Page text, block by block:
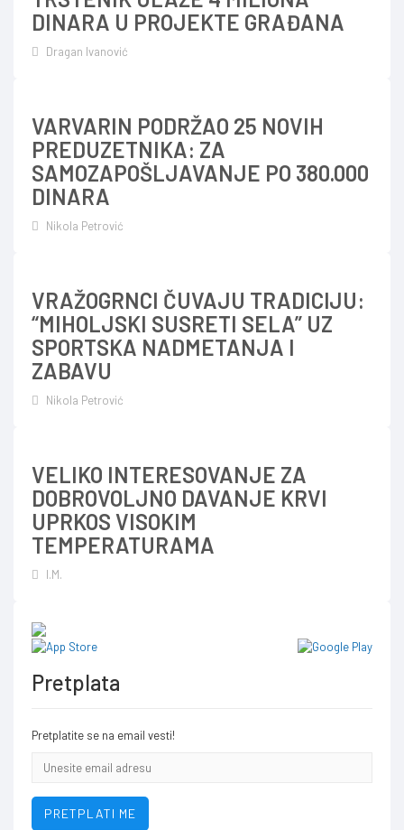
DINARA U PROJEKTE GRAĐANA
Dragan Ivanović
VARVARIN PODRŽAO 25 NOVIH
PREDUZETNIKA: ZA
SAMOZAPOŠLJAVANJE PO 380.000
DINARA
Nikola Petrović
VRAŽOGRNCI ČUVAJU TRADICIJU:
“MIHOLJSKI SUSRETI SELA” UZ
SPORTSKA NADMETANJA I
ZABAVU
Nikola Petrović
VELIKO INTERESOVANJE ZA
DOBROVOLJNO DAVANJE KRVI
UPRKOS VISOKIM
TEMPERATURAMA
I.M.
Pretplata
Pretplatite se na email vesti!
addresa
PRETPLATI ME